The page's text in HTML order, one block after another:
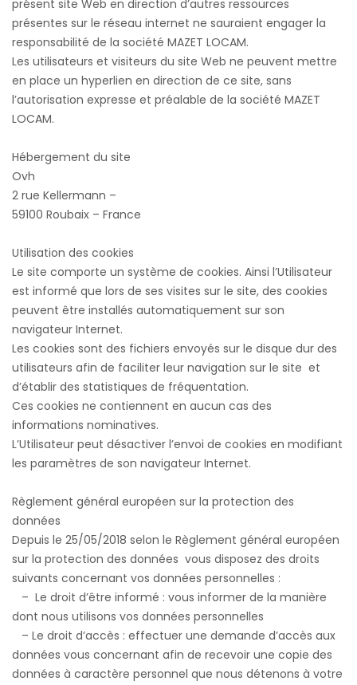
présent site Web en direction d’autres ressources
présentes sur le réseau internet ne sauraient engager la
responsabilité de la société MAZET LOCAM.
Les utilisateurs et visiteurs du site Web ne peuvent mettre
en place un hyperlien en direction de ce site, sans
l’autorisation expresse et préalable de la société MAZET
LOCAM.
Hébergement du site
Ovh
2 rue Kellermann –
59100 Roubaix – France
Utilisation des cookies
Le site comporte un système de cookies. Ainsi l’Utilisateur
est informé que lors de ses visites sur le site, des cookies
peuvent être installés automatiquement sur son
navigateur Internet.
Les cookies sont des fichiers envoyés sur le disque dur des
utilisateurs afin de faciliter leur navigation sur le site et
d’établir des statistiques de fréquentation.
Ces cookies ne contiennent en aucun cas des
informations nominatives.
L’Utilisateur peut désactiver l’envoi de cookies en modifiant
les paramètres de son navigateur Internet.
Règlement général européen sur la protection des
données
Depuis le 25/05/2018 selon le Règlement général européen
sur la protection des données vous disposez des droits
suivants concernant vos données personnelles :
– Le droit d’être informé : vous informer de la manière
dont nous utilisons vos données personnelles
– Le droit d’accès : effectuer une demande d’accès aux
données vous concernant afin de recevoir une copie des
données à caractère personnel que nous détenons à votre